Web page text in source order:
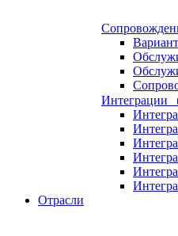
Интеграции
Отрасли